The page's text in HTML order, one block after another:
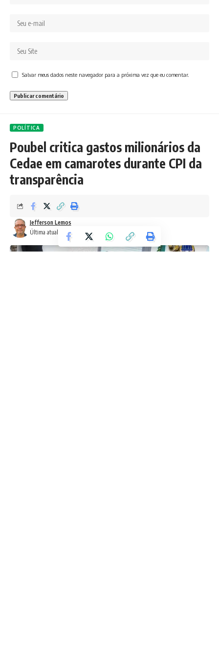
Salvar meus dados neste navegador para a próxima vez que eu comentar.
POLÍTICA
Poubel critica gastos milionários da
Cedae em camarotes durante CPI da
transparência
Última atualização: 1 de outubro de 2024 1:50 pm
Jefferson Lemos